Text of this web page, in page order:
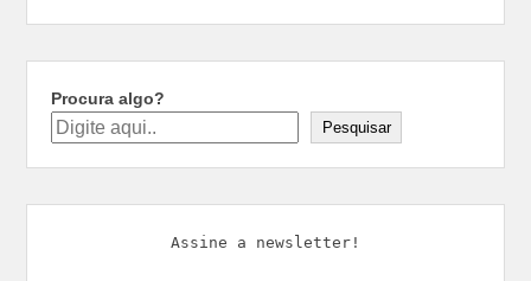
Procura algo?
Pesquisar
Assine a newsletter!